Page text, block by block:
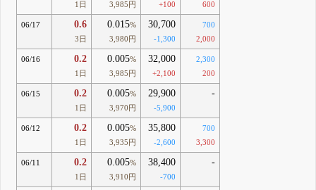
1日
3,985円
+100
600
06/17 0.6
3日
0.015%
3,980円
30,700
-1,300
700
2,000
06/16 0.2
1日
0.005%
3,985円
32,000
+2,100
2,300
200
06/15 0.2
1日
0.005%
3,970円
29,900
-5,900
-
06/12 0.2
1日
0.005%
3,935円
35,800
-2,600
700
3,300
06/11 0.2
1日
0.005%
3,910円
38,400
-700
-